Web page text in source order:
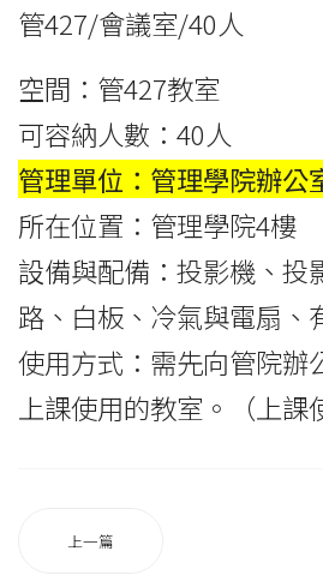
管427/會議室/40人
空間：管427教室
可容納人數：40人
管理單位：管理學院辦公
所在位置：管理學院4樓
設備與配備：投影機、投
路、白板、冷氣與電扇、
使用方式：需先向管院辦
上課使用的教室。（上課
上一篇